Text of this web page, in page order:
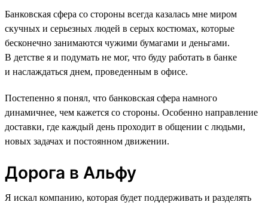
Банковская сфера со стороны всегда казалась мне миром
скучных и серьезных людей в серых костюмах, которые
бесконечно занимаются чужими бумагами и деньгами.
В детстве я и подумать не мог, что буду работать в банке
и наслаждаться днем, проведенным в офисе.
Постепенно я понял, что банковская сфера намного
динамичнее, чем кажется со стороны. Особенно направление
доставки, где каждый день проходит в общении с людьми,
новых задачах и постоянном движении.
Дорога в Альфу
Я искал компанию, которая будет поддерживать и разделять